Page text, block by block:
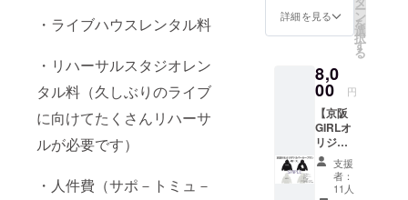
・ライブハウスレンタル料
・リハーサルスタジオレン
タル料（久しぶりのライブ
に向けてたくさんリハーサ
ルが必要です）
・人件費（サポ－トミュ－
の二人
源など
も数曲
含まれ
ます。
（何が
届くか
はお楽
み！）
ザイン
したオ
リジナ
シャツ
をお届
け！ 〇
サイズ
XS~XL
（寸法
は画像
を参考
にして
詳細を見る ー
ン
を
選
択
す
る
8,0
00 円
【京阪
GIRLオ
リジナ
ルパー
カープ
ラン】
支援
者：
11人